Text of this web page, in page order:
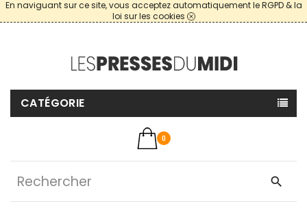
En naviguant sur ce site, vous acceptez automatiquement le RGPD & la
loi sur les cookies
CATÉGORIE
0
search